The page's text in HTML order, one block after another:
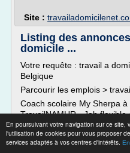
En poursuivant votre navigation sur ce site,
l'utilisation de cookies pour vous proposer
services adaptés à vos centres d'intérêts.
Site :
Listing des
domicile ...
Votre requête : travail a
Belgique
Parcourir les emplois >
Coach scolaire My Sherpa
TravailNAMUR - Job
Description de la fonction.
élèves atteignent leurs
une méthode de travail